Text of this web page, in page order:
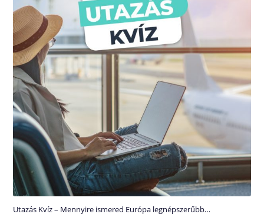
Utazás Kvíz – Mennyire ismered Európa legnépszerűbb…